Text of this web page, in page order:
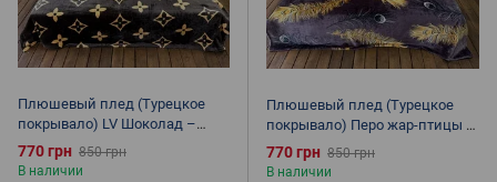
Плюшевый плед (Турецкое
покрывало) LV Шоколад –
Микрофибра, Размер: Евро,
полуторный, коричневый
770 грн 850 грн
В наличии
Плюшевый плед (Турецкое
покрывало) Перо жар-птицы –
Микрофибра, Размер: Евро,
полуторный, фиолетовый
770 грн 850 грн
В наличии